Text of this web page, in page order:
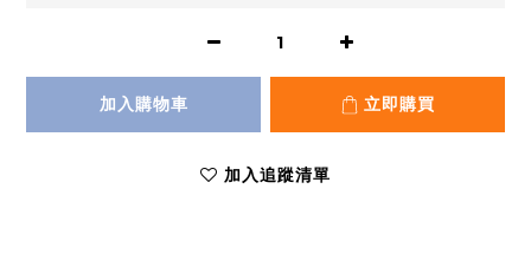
加入購物車 立即購買
加入追蹤清單